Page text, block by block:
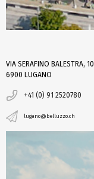
VIA SERAFINO BALESTRA, 10
6900 LUGANO
+41 (0) 91 2520780
lugano@belluzzo.ch